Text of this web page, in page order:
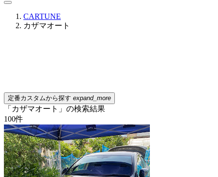
CARTUNE
カザマオート
定番カスタムから探す expand_more
「カザマオート」の検索結果
100件